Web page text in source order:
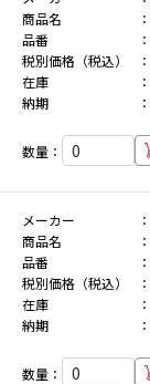
商品名
品番
税別価格（税込）
在庫
納期
数量：
メーカー
商品名
品番
税別価格（税込）
在庫
納期
数量：